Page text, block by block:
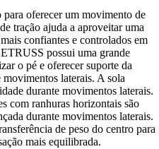
oferecer um movimento de
tração ajuda a aproveitar uma
confiantes e controlados em
possui uma grande
o pé e oferecer suporte da
laterais. A sola
durante movimentos laterais.
com ranhuras horizontais são
durante movimentos laterais.
de peso do centro para
mais equilibrada.